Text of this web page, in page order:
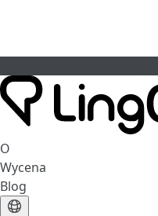
O
Wycena
Blog